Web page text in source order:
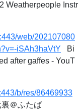
Weatherpeople Instr
web/202107080
iSAh3haVtY Bi
after gaffes - YouT
b/res/86469933
＠ふたば